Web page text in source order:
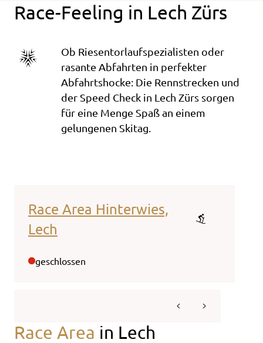
Race-Feeling in Lech Zürs
Ob Riesentorlaufspezialisten oder
rasante Abfahrten in perfekter
Abfahrtshocke: Die Rennstrecken und
der Speed Check in Lech Zürs sorgen
für eine Menge Spaß an einem
gelungenen Skitag.
Race Area Hinterwies,
Lech
geschlossen
Race Area in Lech